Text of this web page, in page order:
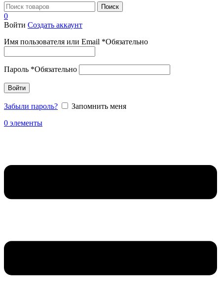
Поиск
0
Войти Создать аккаунт
Имя пользователя или Email *Обязательно
Пароль *Обязательно
Войти
Забыли пароль?
Запомнить меня
0 элементы